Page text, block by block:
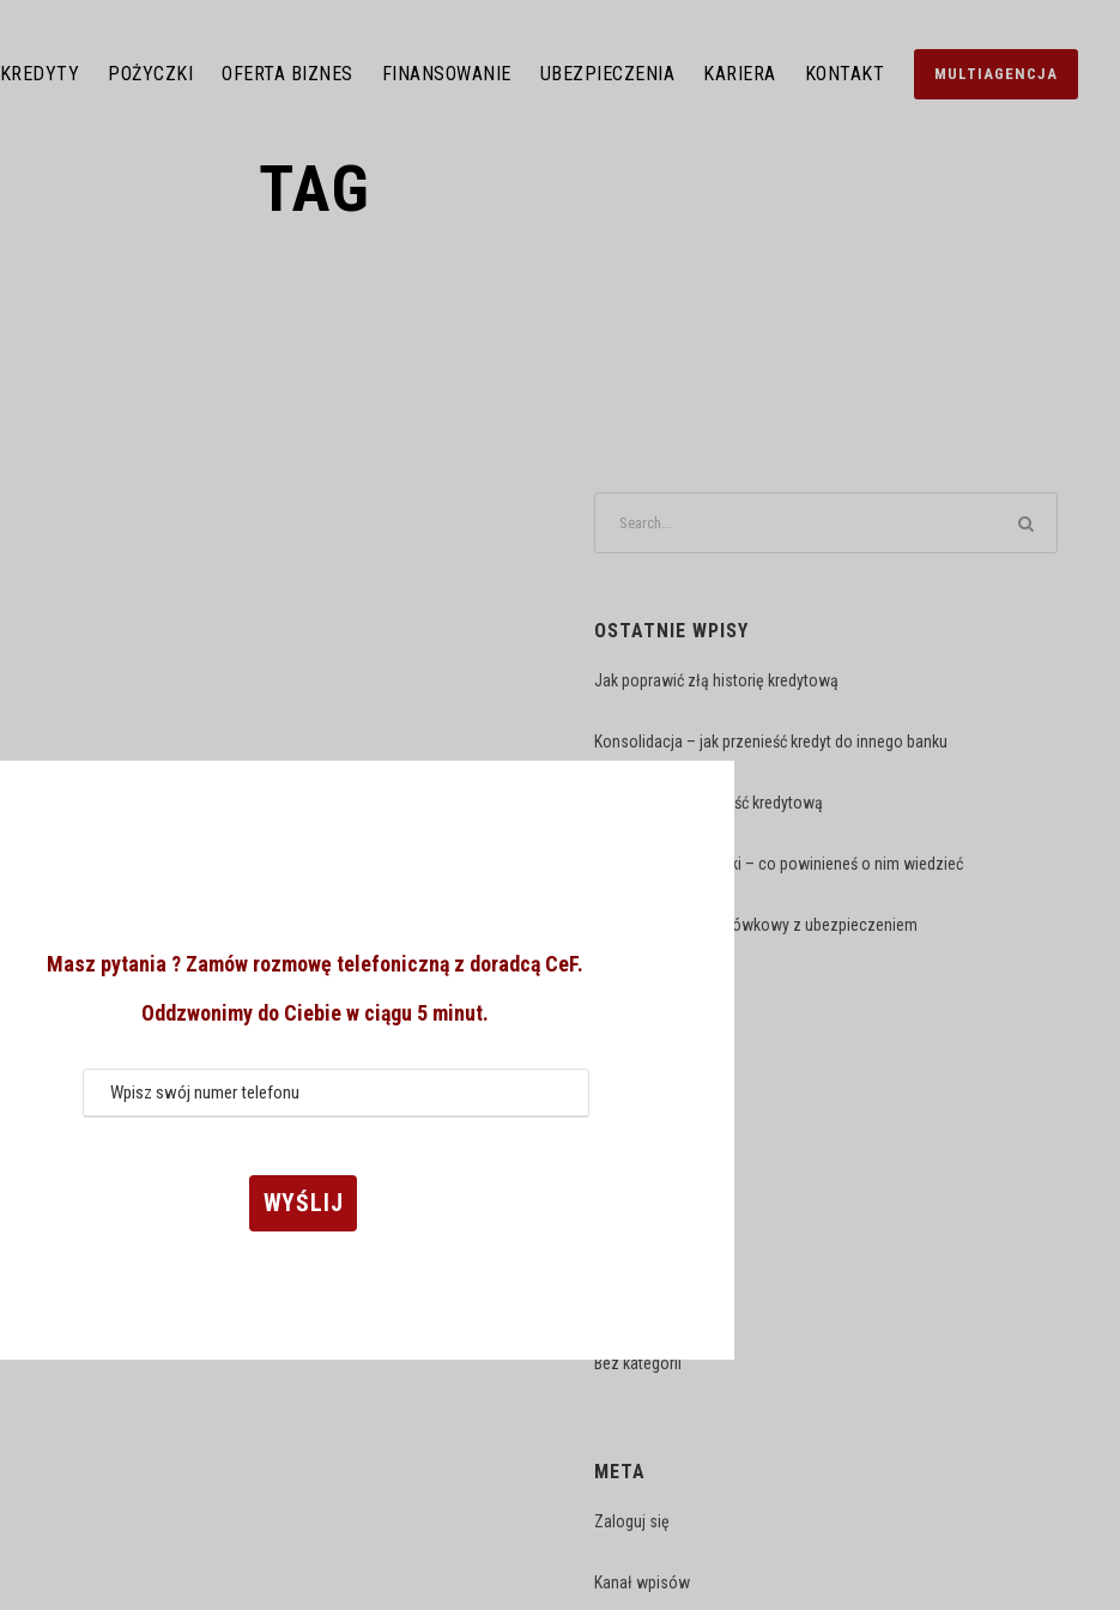
KREDYTY POŻYCZKI OFERTA BIZNES FINANSOWANIE UBEZPIECZENIA KARIERA KONTAKT MULTIAGENCJA
TAG
OSTATNIE WPISY
Jak poprawić złą historię kredytową
Konsolidacja – jak przenieść kredyt do innego banku
Jak podnieść zdolność kredytową
Leasing konsumencki – co powinieneś o nim wiedzieć
Najtańszy kredyt gotówkowy z ubezpieczeniem
Bez kategorii
META
Zaloguj się
Kanał wpisów
Masz pytania ? Zamów rozmowę telefoniczną z doradcą CeF.
Oddzwonimy do Ciebie w ciągu 5 minut.